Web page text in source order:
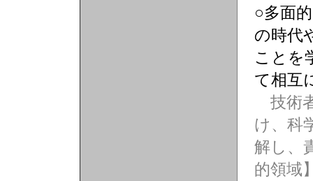
○多面
の時代
ことを
て相互
技術
け、科
解し、
的領域